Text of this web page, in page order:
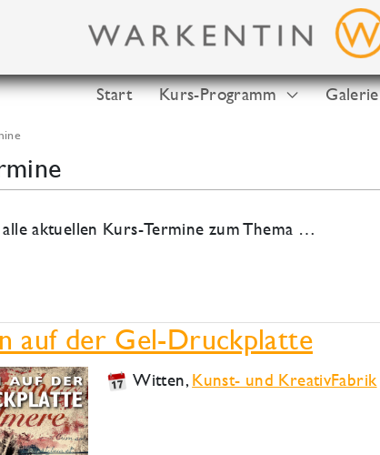
Start Kurs-Programm Galerie
aktuellen Kurs-Termine zum Thema …
auf der Gel-Druckplatte
Witten, Kunst- und KreativFabrik